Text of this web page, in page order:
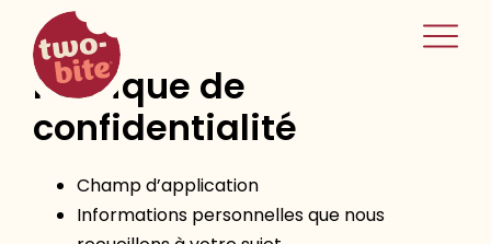
two-bite
home
Politique de
confidentialité
Champ d’application
Informations personnelles que nous